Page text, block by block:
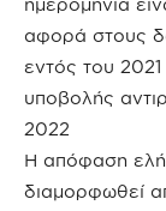
ημερομηνία
αφορά στους
εντός του
υποβολής
2022
Η απόφαση
διαμορφωθεί